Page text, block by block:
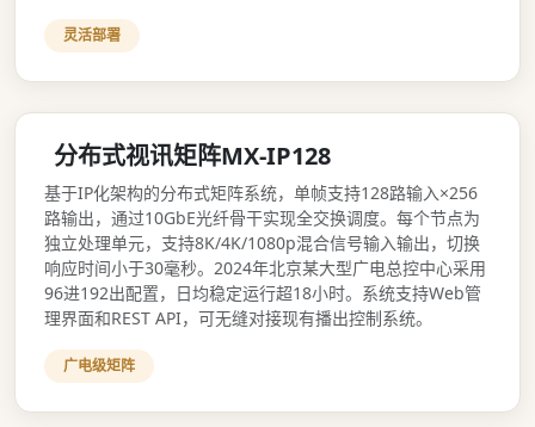
灵活部署
分布式视讯矩阵MX-IP128
基于IP化架构的分布式矩阵系统，单帧支持128路输入×256
路输出，通过10GbE光纤骨干实现全交换调度。每个节点为
独立处理单元，支持8K/4K/1080p混合信号输入输出，切换
响应时间小于30毫秒。2024年北京某大型广电总控中心采用
96进192出配置，日均稳定运行超18小时。系统支持Web管
理界面和REST API，可无缝对接现有播出控制系统。
广电级矩阵